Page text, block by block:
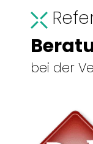
bei der